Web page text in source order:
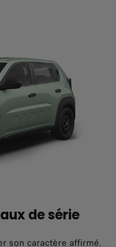
de série
son caractère affirmé.